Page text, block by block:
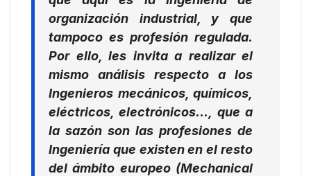
organización industrial, y que
tampoco es profesión regulada.
Por ello, les invita a realizar el
mismo análisis respecto a los
Ingenieros mecánicos, químicos,
eléctricos, electrónicos…, que a
la sazón son las profesiones de
Ingeniería que existen en el resto
del ámbito europeo (Mechanical